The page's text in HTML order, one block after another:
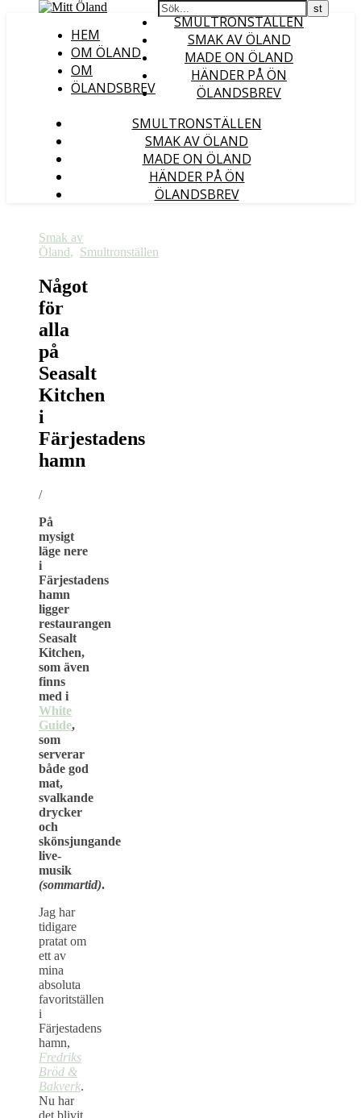
HEM
OM ÖLAND
OM
ÖLANDSBREV
SMULTRONSTÄLLEN
SMAK AV ÖLAND
MADE ON ÖLAND
HÄNDER PÅ ÖN
ÖLANDSBREV
SMULTRONSTÄLLEN
SMAK AV ÖLAND
MADE ON ÖLAND
HÄNDER PÅ ÖN
ÖLANDSBREV
Smak av
Öland, Smultronställen
Något
för
alla
på
Seasalt
Kitchen
i
Färjestadens
hamn
/
På
mysigt
läge nere
i
Färjestadens
hamn
ligger
restaurangen
Seasalt
Kitchen,
som även
finns
med i
White
Guide,
som
serverar
både god
mat,
svalkande
drycker
och
skönsjungande
live-
musik
(sommartid).
Jag har
tidigare
pratat om
ett av
mina
absoluta
favoritställen
i
Färjestadens
hamn,
Fredriks
Bröd &
Bakverk.
Nu har
det blivit